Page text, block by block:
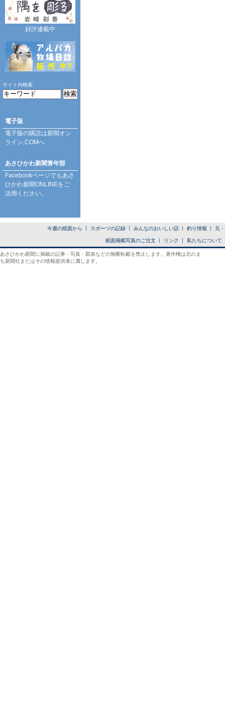
好評連載中
サイト内検索
電子版
電子版の購読は新聞オン
ライン.COMへ
あさひかわ新聞青年部
Facebookページでもあさ
ひかわ新聞ONLINEをご
活用ください。
今週の紙面から スポーツの記録 みんなのおいしい話 釣り情報 元
紙面掲載写真のご注文 リンク 私たちについて
あさひかわ新聞に掲載の記事・写真・図表などの無断転載を禁止します。著作権は北のま
ち新聞社またはその情報提供者に属します。